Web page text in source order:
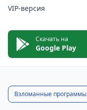
VIP-версия
Скачать на
Google Play
Взломанные программы